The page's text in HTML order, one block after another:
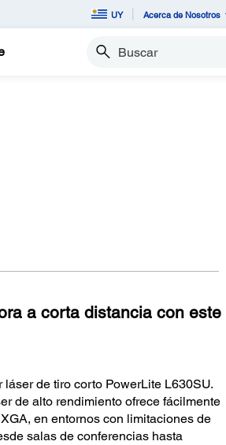
UY Acerca de Nosotros
Buscar
a corta distancia con este
de tiro corto PowerLite L630SU.
de alto rendimiento ofrece fácilmente
en entornos con limitaciones de
salas de conferencias hasta